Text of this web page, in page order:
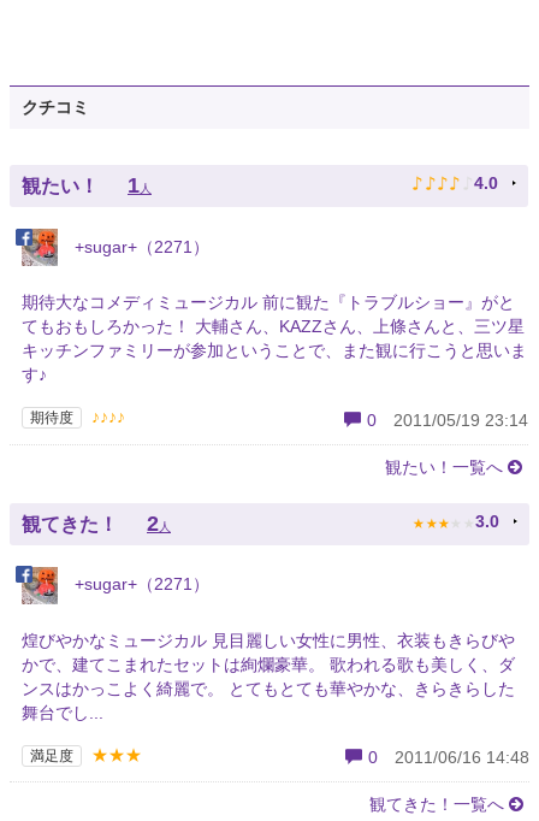
クチコミ
観たい！ 1人 ♪ ♪ ♪ ♪ ♪ 4.0
+sugar+（2271）
期待大なコメディミュージカル 前に観た『トラブルショー』がと
てもおもしろかった！ 大輔さん、KAZZさん、上條さんと、三ツ星
キッチンファミリーが参加ということで、また観に行こうと思いま
す♪
期待度 ♪♪♪♪ 0 2011/05/19 23:14
観たい！一覧へ
観てきた！ 2 人 ★ ★ ★ ★ ★ 3.0
+sugar+（2271）
煌びやかなミュージカル 見目麗しい女性に男性、衣装もきらびや
かで、建てこまれたセットは絢爛豪華。 歌われる歌も美しく、ダ
ンスはかっこよく綺麗で。 とてもとても華やかな、きらきらした
舞台でし...
満足度 ★★★ 0 2011/06/16 14:48
観てきた！一覧へ